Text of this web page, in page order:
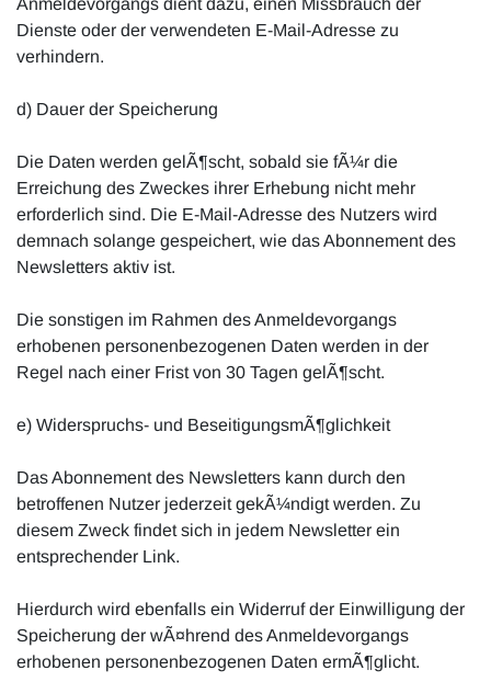
Anmeldevorgangs dient dazu, einen Missbrauch der
Dienste oder der verwendeten E-Mail-Adresse zu
verhindern.
d) Dauer der Speicherung
Die Daten werden gelÃ¶scht, sobald sie fÃ¼r die
Erreichung des Zweckes ihrer Erhebung nicht mehr
erforderlich sind. Die E-Mail-Adresse des Nutzers wird
demnach solange gespeichert, wie das Abonnement des
Newsletters aktiv ist.
Die sonstigen im Rahmen des Anmeldevorgangs
erhobenen personenbezogenen Daten werden in der
Regel nach einer Frist von 30 Tagen gelÃ¶scht.
e) Widerspruchs- und BeseitigungsmÃ¶glichkeit
Das Abonnement des Newsletters kann durch den
betroffenen Nutzer jederzeit gekÃ¼ndigt werden. Zu
diesem Zweck findet sich in jedem Newsletter ein
entsprechender Link.
Hierdurch wird ebenfalls ein Widerruf der Einwilligung der
Speicherung der wÃ¤hrend des Anmeldevorgangs
erhobenen personenbezogenen Daten ermÃ¶glicht.